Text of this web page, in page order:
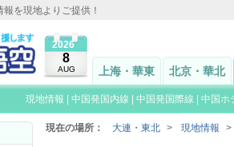
を現地よりご提供！
2026
8
AUG 上海・華東 北京・華北
現地情報 中国発国内線 中国発国際線 中国ホ
現在の場所： 大連・東北 > 現地情報 >